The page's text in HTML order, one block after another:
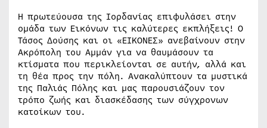
Η πρωτεύουσα της Ιορδανίας επιφυλάσει στην
ομάδα των Εικόνων τις καλύτερες εκπλήξεις! Ο
Τάσος Δούσης και οι «ΕΙΚΟΝΕΣ» ανεβαίνουν στην
Ακρόπολη του Αμμάν για να θαυμάσουν τα
κτίσματα που περικλείονται σε αυτήν, αλλά και
τη θέα προς την πόλη. Ανακαλύπτουν τα μυστικά
της Παλιάς Πόλης και μας παρουσιάζουν τον
τρόπο ζωής και διασκέδασης των σύγχρονων
κατοίκων του.